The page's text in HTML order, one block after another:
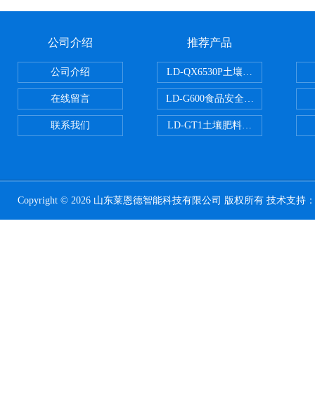
公司介绍
公司介绍
在线留言
联系我们
推荐产品
LD-QX6530P土壤氧化还原电位检
LD-G600食品安全检测仪
LD-GT1土壤肥料养分检测仪
Copyright © 2026 山东莱恩德智能科技有限公司 版权所有 技术支持：